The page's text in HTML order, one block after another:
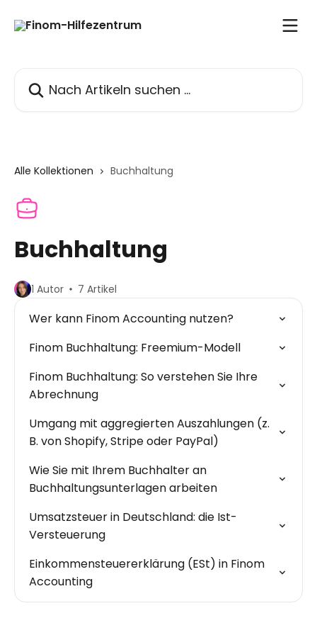
Alle Kollektionen Buchhaltung
Buchhaltung
1 Autor 7 Artikel
Wer kann Finom Accounting nutzen?
Finom Buchhaltung: Freemium-Modell
Finom Buchhaltung: So verstehen Sie Ihre
Abrechnung
Umgang mit aggregierten Auszahlungen (z.
B. von Shopify, Stripe oder PayPal)
Wie Sie mit Ihrem Buchhalter an
Buchhaltungsunterlagen arbeiten
Umsatzsteuer in Deutschland: die Ist-
Versteuerung
Einkommensteuererklärung (ESt) in Finom
Accounting